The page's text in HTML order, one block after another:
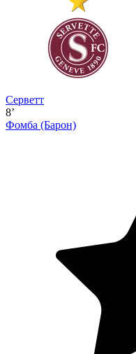
Серветт
8’
Фомба (Барон)